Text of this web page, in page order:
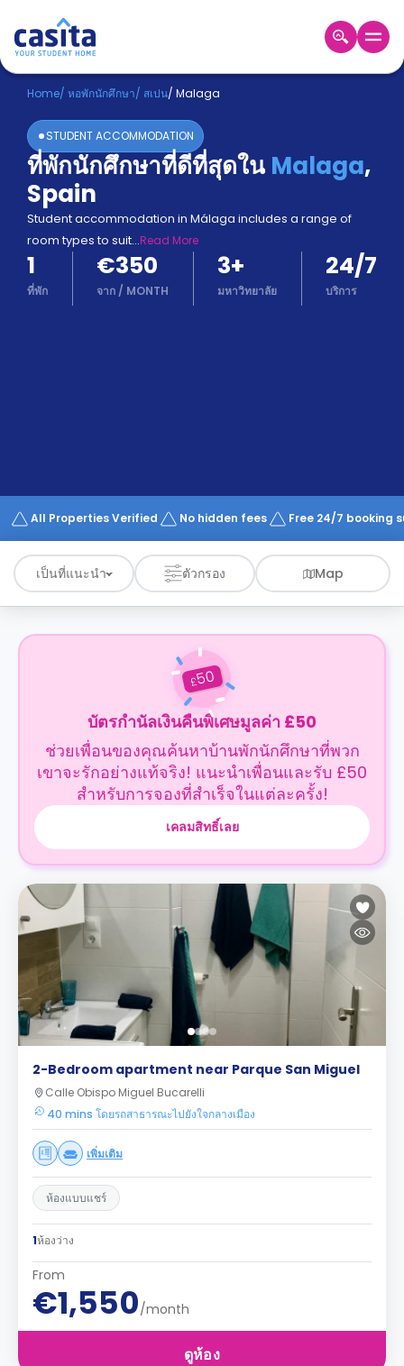
Home TH EUR
เข้าสู่
ระบบ
Booking
Accommodation
About
Blog
Refer
And
Become
Works
Home/ หอพักนักศึกษา/ สเปน/ Malaga
STUDENT ACCOMMODATION
ที่พักนักศึกษาที่ดีที่สุดใน Malaga,
Spain
Student accommodation in Málaga includes a range of
room types to suit...Read More
1
ที่พัก
€350
จาก / MONTH
3+
มหาวิทยาลัย
24/7
บริการ
All Properties Verified No hidden fees Free 24/7 booking
เป็นที่แนะนำ ตัวกรอง Map
£50
บัตรกำนัลเงินคืนพิเศษมูลค่า £50
ช่วยเพื่อนของคุณค้นหาบ้านพักนักศึกษาที่พวก
เขาจะรักอย่างแท้จริง! แนะนำเพื่อนและรับ £50
สำหรับการจองที่สำเร็จในแต่ละครั้ง!
เคลมสิทธิ์เลย
2-Bedroom apartment near Parque San Miguel
Calle Obispo Miguel Bucarelli
40 mins โดยรถสาธารณะไปยังใจกลางเมือง
เพิ่มเติม
ห้องแบบแชร์
1ห้องว่าง
From
€1,550/month
ดูห้อง